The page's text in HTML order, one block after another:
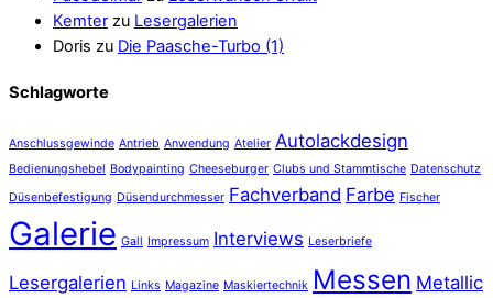
Kemter zu Lesergalerien
Doris zu Die Paasche-Turbo (1)
Schlagworte
Anschlussgewinde Antrieb Anwendung Atelier Autolackdesign
Bedienungshebel Bodypainting Cheeseburger Clubs und Stammtische Datenschutz
Düsenbefestigung Düsendurchmesser Fachverband Farbe Fischer
Galerie Gall Impressum Interviews Leserbriefe
Lesergalerien Links Magazine Maskiertechnik Messen Metallic